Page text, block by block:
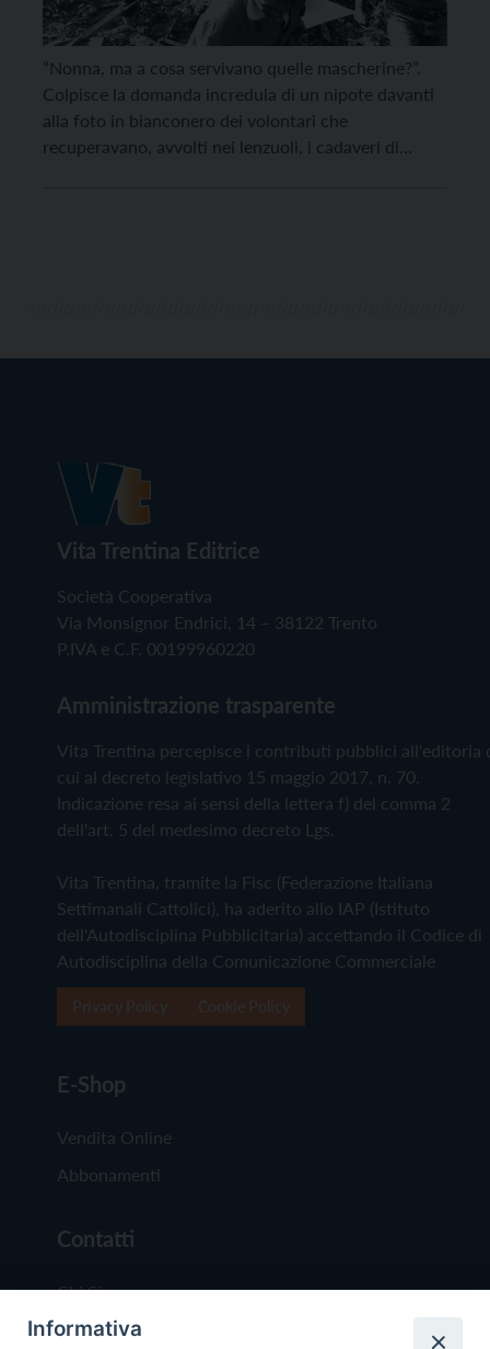
“Nonna, ma a cosa servivano quelle mascherine?”.
Colpisce la domanda incredula di un nipote davanti
alla foto in bianconero dei volontari che
recuperavano, avvolti nei lenzuoli, i cadaveri di
Vita Trentina Editrice
Società Cooperativa
Via Monsignor Endrici, 14 – 38122 Trento
P.IVA e C.F. 00199960220
Amministrazione trasparente
Vita Trentina percepisce i contributi pubblici all'editoria
cui al decreto legislativo 15 maggio 2017, n. 70.
Indicazione resa ai sensi della lettera f) del comma 2
dell'art. 5 del medesimo decreto Lgs.
Vita Trentina, tramite la Fisc (Federazione Italiana
Settimanali Cattolici), ha aderito allo IAP (Istituto
dell'Autodisciplina Pubblicitaria) accettando il Codice di
Autodisciplina della Comunicazione Commerciale
E-Shop
Vendita Online
Abbonamenti
Contatti
Chi Siamo
Redazione
Informativa